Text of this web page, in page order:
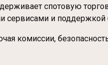
спотовую
и поддержкой
комиссии,